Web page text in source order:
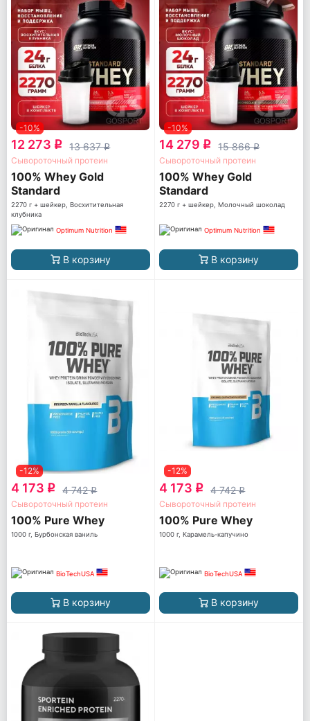
-10%
12 273 q 13 637q
Сывороточный протеин
100% Whey Gold
Standard
2270 г + шейкер, Восхитительная
клубника
Optimum Nutrition
В корзину
-10%
14 279 q 15 866q
Сывороточный протеин
100% Whey Gold
Standard
2270 г + шейкер, Молочный шоколад
Optimum Nutrition
В корзину
-12%
4 173 q 4 742q
Сывороточный протеин
100% Pure Whey
1000 г, Бурбонская ваниль
BioTechUSA
В корзину
-12%
4 173 q 4 742q
Сывороточный протеин
100% Pure Whey
1000 г, Карамель-капучино
BioTechUSA
В корзину